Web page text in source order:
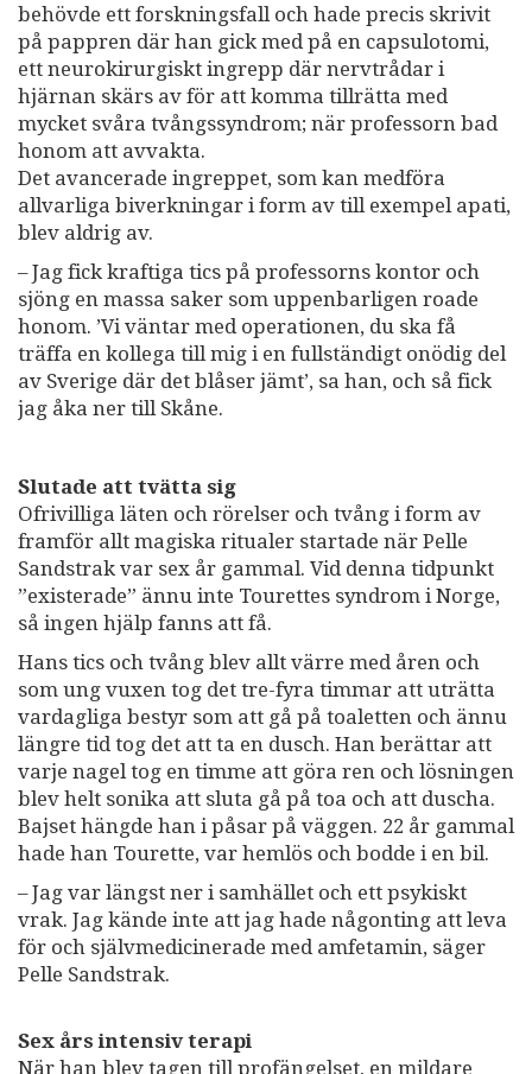
behövde ett forskningsfall och hade precis skrivit
på pappren där han gick med på en capsulotomi,
ett neurokirurgiskt ingrepp där nervtrådar i
hjärnan skärs av för att komma tillrätta med
mycket svåra tvångssyndrom; när professorn bad
honom att avvakta.
Det avancerade ingreppet, som kan medföra
allvarliga biverkningar i form av till exempel apati,
blev aldrig av.
– Jag fick kraftiga tics på professorns kontor och
sjöng en massa saker som uppenbarligen roade
honom. ’Vi väntar med operationen, du ska få
träffa en kollega till mig i en fullständigt onödig del
av Sverige där det blåser jämt’, sa han, och så fick
jag åka ner till Skåne.
Slutade att tvätta sig
Ofrivilliga läten och rörelser och tvång i form av
framför allt magiska ritualer startade när Pelle
Sandstrak var sex år gammal. Vid denna tidpunkt
”existerade” ännu inte Tourettes syndrom i Norge,
så ingen hjälp fanns att få.
Hans tics och tvång blev allt värre med åren och
som ung vuxen tog det tre-fyra timmar att uträtta
vardagliga bestyr som att gå på toaletten och ännu
längre tid tog det att ta en dusch. Han berättar att
varje nagel tog en timme att göra ren och lösningen
blev helt sonika att sluta gå på toa och att duscha.
Bajset hängde han i påsar på väggen. 22 år gammal
hade han Tourette, var hemlös och bodde i en bil.
– Jag var längst ner i samhället och ett psykiskt
vrak. Jag kände inte att jag hade någonting att leva
för och självmedicinerade med amfetamin, säger
Pelle Sandstrak.
Sex års intensiv terapi
När han blev tagen till profängelset, en mildare